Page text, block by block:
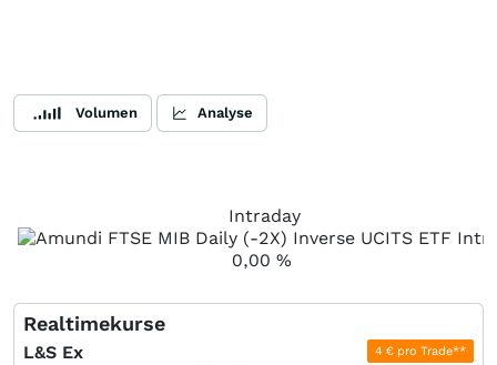
Volumen Analyse
Intraday
0,00 %
Realtimekurse
L&S Ex 4 € pro Trade**